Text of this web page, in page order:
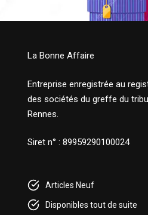
La Bonne Affaire
Entreprise enregistrée au
des sociétés du greffe du
Rennes.
Siret n° : 89959290100024
Articles Neuf
Disponibles tout de suite